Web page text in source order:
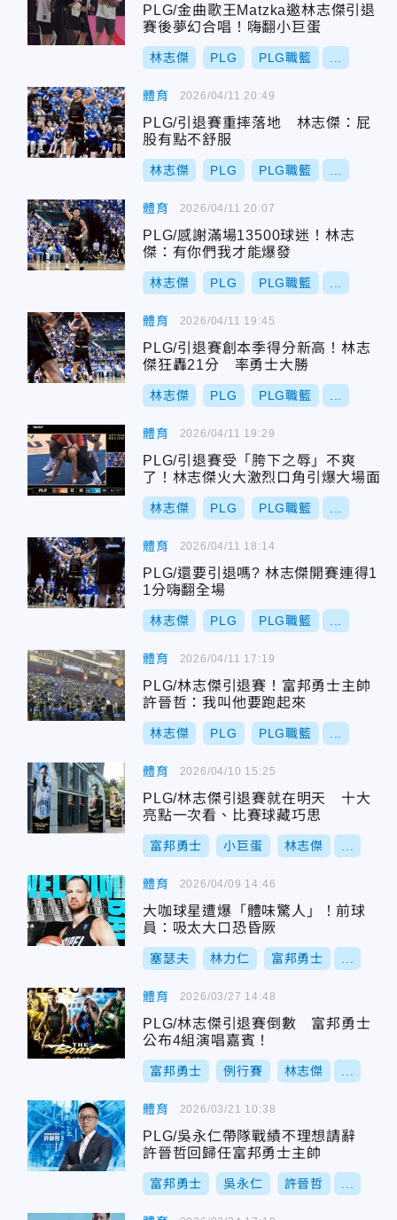
PLG/金曲歌王Matzka邀林志傑引退
賽後夢幻合唱！嗨翻小巨蛋
林志傑 PLG PLG職籃
體育
PLG/引退賽重摔落地 林志傑：屁
股有點不舒服
林志傑 PLG PLG職籃
2026/04/11 20:49
體育
PLG/感謝滿場13500球迷！林志
傑：有你們我才能爆發
林志傑 PLG PLG職籃
2026/04/11 20:07
體育
PLG/引退賽創本季得分新高！林志
傑狂轟21分 率勇士大勝
林志傑 PLG PLG職籃
2026/04/11 19:45
體育
PLG/引退賽受「胯下之辱」不爽
了！林志傑火大激烈口角引爆大場面
林志傑 PLG PLG職籃
2026/04/11 19:29
體育
PLG/還要引退嗎? 林志傑開賽連得1
1分嗨翻全場
林志傑 PLG PLG職籃
2026/04/11 18:14
體育
PLG/林志傑引退賽！富邦勇士主帥
許晉哲：我叫他要跑起來
林志傑 PLG PLG職籃
2026/04/11 17:19
體育
PLG/林志傑引退賽就在明天 十大
亮點一次看、比賽球藏巧思
富邦勇士 小巨蛋 林志傑
2026/04/10 15:25
體育
大咖球星遭爆「體味驚人」！前球
員：吸太大口恐昏厥
塞瑟夫 林力仁 富邦勇士
2026/04/09 14:46
體育
PLG/林志傑引退賽倒數 富邦勇士
公布4組演唱嘉賓！
富邦勇士 例行賽 林志傑
2026/03/27 14:48
體育
PLG/吳永仁帶隊戰績不理想請辭
許晉哲回歸任富邦勇士主帥
富邦勇士 吳永仁 許晉哲
2026/03/21 10:38